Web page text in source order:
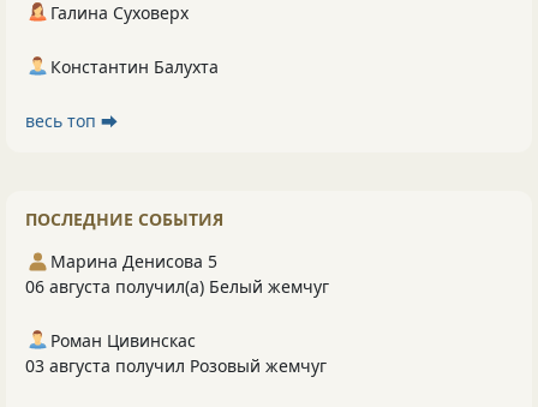
Галина Суховерх
Константин Балухта
весь топ ⮕
ПОСЛЕДНИЕ СОБЫТИЯ
Марина Денисова 5
06 августа получил(а) Белый жемчуг
Роман Цивинскас
03 августа получил Розовый жемчуг